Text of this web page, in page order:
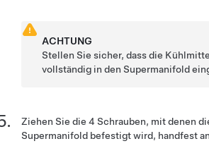
ACHTUNG
Stellen Sie sicher, dass die
vollständig in den Supermanifold
Ziehen Sie die 4 Schrauben, mit denen
Supermanifold befestigt wird, handfest